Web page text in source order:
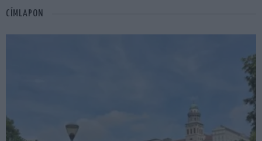
CÍMLAPON